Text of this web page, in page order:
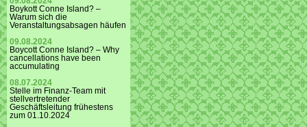
Boykott Conne Island? –
Warum sich die
Veranstaltungsabsagen häufen
09.08.2024
Boycott Conne Island? – Why
cancellations have been
accumulating
08.07.2024
Stelle im Finanz-Team mit
stellvertretender
Geschäftsleitung frühestens
zum 01.10.2024